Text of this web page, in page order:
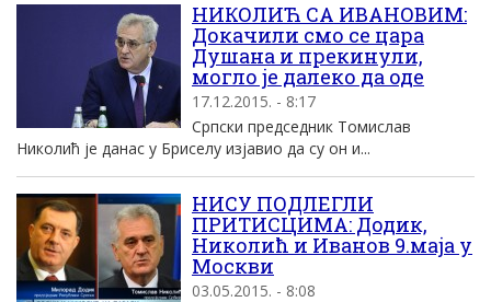
НИКОЛИЋ СА ИВАНОВИМ:
Докачили смо се цара
Душана и прекинули,
могло је далеко да оде
17.12.2015. - 8:17
Српски председник Томислав
Николић је данас у Бриселу изјавио да су он и...
НИСУ ПОДЛЕГЛИ
ПРИТИСЦИМА: Додик,
Николић и Иванов 9.маја у
Москви
03.05.2015. - 8:08